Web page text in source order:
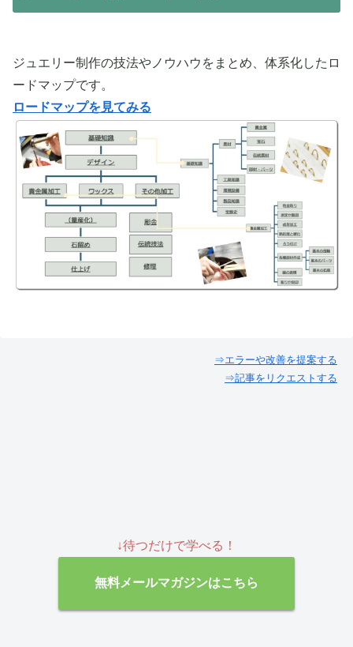
ジュエリー制作の技法やノウハウをまとめ、体系化したロ
ードマップです。
ロードマップを見てみる
⇒エラーや改善を提案する
⇒記事をリクエストする
↓待つだけで学べる！
無料メールマガジンはこちら